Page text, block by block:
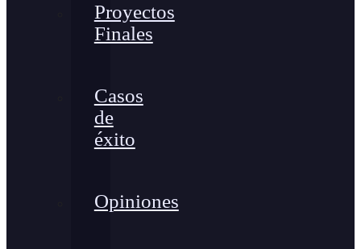
Proyectos
Finales
Casos
de
éxito
Opiniones